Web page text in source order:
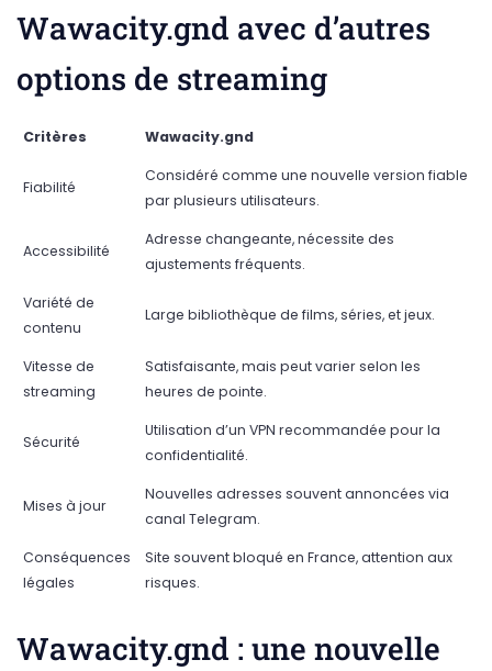
Wawacity.gnd avec d’autres
options de streaming
Critères Wawacity.gnd
Fiabilité
Considéré comme une nouvelle version fiable
par plusieurs utilisateurs.
Accessibilité
Adresse changeante, nécessite des
ajustements fréquents.
Variété de
contenu
Large bibliothèque de films, séries, et jeux.
Vitesse de
streaming
Satisfaisante, mais peut varier selon les
heures de pointe.
Sécurité
Utilisation d’un VPN recommandée pour la
confidentialité.
Mises à jour
Nouvelles adresses souvent annoncées via
canal Telegram.
Conséquences
légales
Site souvent bloqué en France, attention aux
risques.
Wawacity.gnd : une nouvelle